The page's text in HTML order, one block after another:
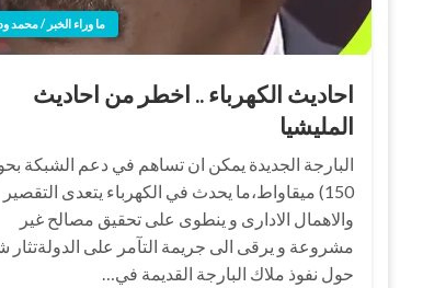
ما وراء الخبر / محمد
احاديث الكهرباء .. اخطر من احاديث
المليشيا
البارجة الجديدة يمكن ان تساهم في دعم الشبكة
150) ميقاواط،ما يحدث في الكهرباء يتعدى التقصير
والاهمال الادارى و ينطوى على تحقيق مصالح غير
مشروعة و يرقى الى جريمة التآمر على
حول نفوذ ملاك البارجة القديمة في…